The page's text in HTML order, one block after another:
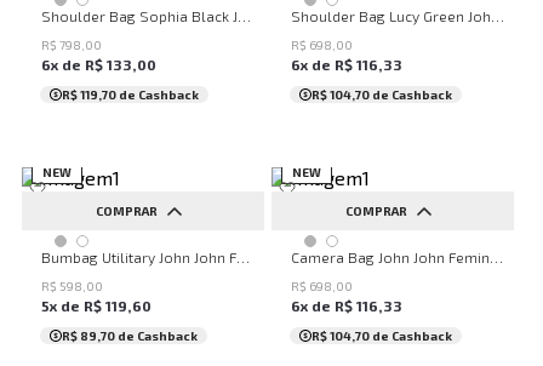
UN
R$ 798 00
6x de R$ 133,00
R$ 119,70 de Cashback
UN
R$ 698 00
6x de R$ 116,33
R$ 104,70 de Cashback
NEW
COMPRAR
UN
R$ 598 00
5x de R$ 119,60
R$ 89,70 de Cashback
NEW
COMPRAR
UN
R$ 698 00
6x de R$ 116,33
R$ 104,70 de Cashback